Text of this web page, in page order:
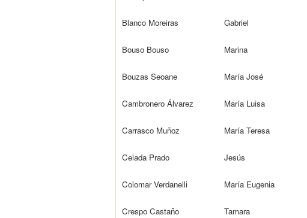
Blanco Moreiras Gabriel
Bouso Bouso Marina
Bouzas Seoane María José
Cambronero Álvarez María Luisa
Carrasco Muñoz María Teresa
Celada Prado Jesús
Colomar Verdanelli María Eugenia
Crespo Castaño Tamara